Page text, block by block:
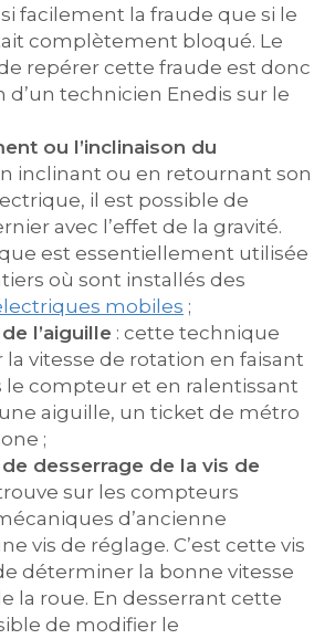
facilement la fraude que si le
complètement bloqué. Le
repérer cette fraude est donc
d’un technicien Enedis sur le
ou l’inclinaison du
inclinant ou en retournant son
il est possible de
avec l’effet de la gravité.
est essentiellement utilisée
où sont installés des
mobiles ;
l’aiguille : cette technique
la vitesse de rotation en faisant
le compteur et en ralentissant
une aiguille, un ticket de métro
;
desserrage de la vis de
sur les compteurs
d’ancienne
vis de réglage. C’est cette vis
déterminer la bonne vitesse
la roue. En desserrant cette
de modifier le